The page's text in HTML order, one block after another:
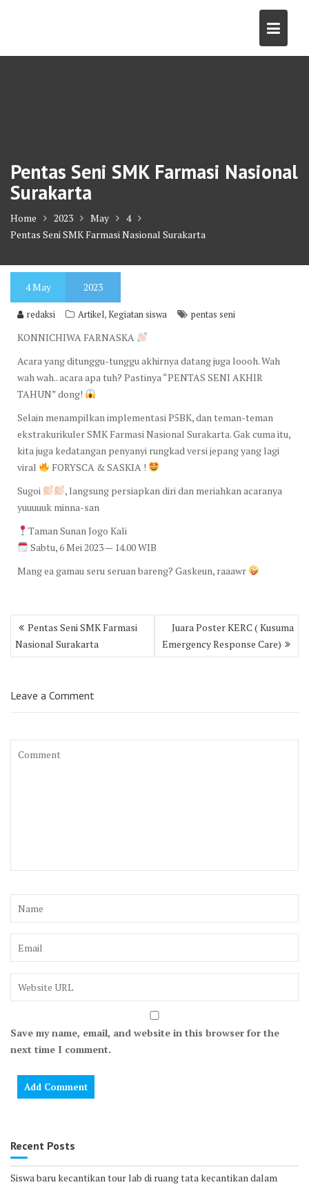
Pentas Seni SMK Farmasi Nasional
Surakarta
Home 2023 May
4
Pentas Seni SMK Farmasi Nasional Surakarta
4May 2023
redaksi Artikel,Kegiatan siswa pentas seni
KONNICHIWA FARNASKA
Acara yang ditunggu-tunggu akhirnya datang juga loooh. Wah
wah wah.. acara apa tuh? Pastinya “PENTAS SENI AKHIR
TAHUN” dong!
Selain menampilkan implementasi P5BK, dan teman-teman
ekstrakurikuler SMK Farmasi Nasional Surakarta. Gak cuma itu,
kita juga kedatangan penyanyi rungkad versi jepang yang lagi
viral
FORYSCA & SASKIA !
Sugoi
, langsung persiapkan diri dan meriahkan acaranya
yuuuuuk minna-san
Taman Sunan Jogo Kali
Sabtu, 6 Mei 2023 — 14.00 WIB
Mang ea gamau seru seruan bareng? Gaskeun, raaawr
Post
navigation
Pentas Seni SMK Farmasi
Nasional Surakarta
Juara Poster KERC ( Kusuma
Emergency Response Care)
Leave a Comment
Save my name, email, and website in this browser for the
next time I comment.
Recent Posts
Siswa baru kecantikan tour lab di ruang tata kecantikan dalam